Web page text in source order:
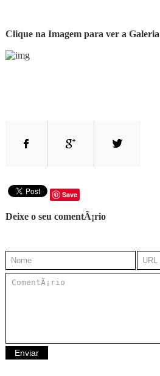
Clique na Imagem para ver a Galeria
Save
Deixe o seu comentÃ¡rio